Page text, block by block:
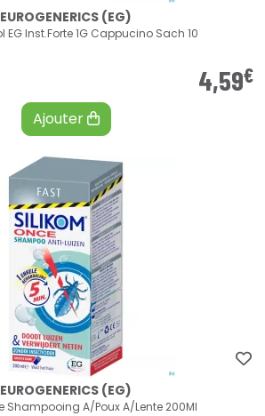
EUROGENERICS (EG)
Paracetamol EG Inst.Forte 1G Cappucino Sach 10
4,59€
Ajouter
EUROGENERICS (EG)
Silikom Once Shampooing A/Poux A/Lente 200Ml